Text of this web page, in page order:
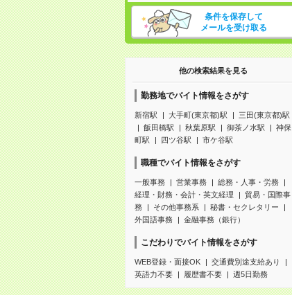
条件を保存して
メールを受け取る
他の検索結果を見る
勤務地でバイト情報をさがす
新宿駅 大手町(東京都)駅
三田(東京都)駅
飯田橋駅
秋葉原駅 御茶ノ水駅
神保
町駅
四ツ谷駅 市ケ谷駅
職種でバイト情報をさがす
一般事務 営業事務
総務・人事・労務
経理・財務・会計・英文経理
貿易・国際事
務
その他事務系
秘書・セクレタリー
外国語事務
金融事務（銀行）
こだわりでバイト情報をさがす
WEB登録・面接OK
交通費別途支給あり
英語力不要
履歴書不要 週5日勤務